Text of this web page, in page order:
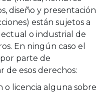
diseño y presentación
están sujetos a
o industrial de
En ningún caso el
parte de
de esos derechos:
o licencia alguna sobre